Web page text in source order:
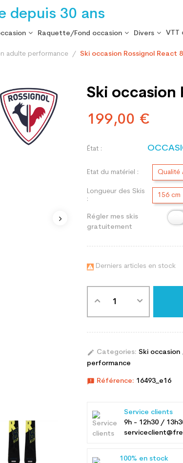
depuis 30 ans
Raquette/Fond occasion Divers VTT
adulte performance Ski occasion Rossignol React
Ski occasion
199,00 €
État :
Etat du matériel : Qualité
Longueur des Skis
:
156 cm
Régler mes skis
gratuitement
 Derniers articles en stock
edit Categories: Ski occasion ,
performance
announcement Référence: 16493_e16
Service clients
9h - 12h30 /
100% en stock